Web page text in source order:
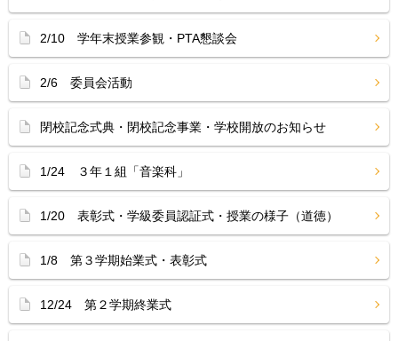
2/10 学年末授業参観・PTA懇談会
2/6 委員会活動
閉校記念式典・閉校記念事業・学校開放のお知らせ
1/24 ３年１組「音楽科」
1/20 表彰式・学級委員認証式・授業の様子（道徳）
1/8 第３学期始業式・表彰式
12/24 第２学期終業式